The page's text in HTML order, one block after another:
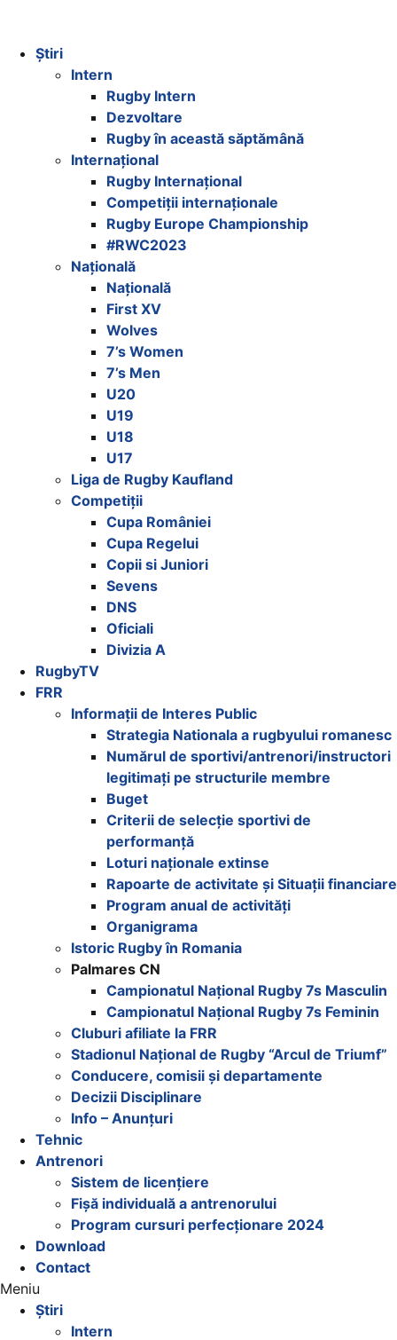
Știri
Intern
Rugby Intern
Dezvoltare
Rugby în această săptămână
Internațional
Rugby Internațional
Competiții internaționale
Rugby Europe Championship
#RWC2023
Națională
Națională
First XV
Wolves
7’s Women
7’s Men
U20
U19
U18
U17
Liga de Rugby Kaufland
Competiții
Cupa României
Cupa Regelui
Copii si Juniori
Sevens
DNS
Oficiali
Divizia A
RugbyTV
FRR
Informații de Interes Public
Strategia Nationala a rugbyului romanesc
Numărul de sportivi/antrenori/instructori
legitimați pe structurile membre
Buget
Criterii de selecție sportivi de
performanță
Loturi naționale extinse
Rapoarte de activitate și Situații financiare
Program anual de activități
Organigrama
Istoric Rugby în Romania
Palmares CN
Campionatul Național Rugby 7s Masculin
Campionatul Național Rugby 7s Feminin
Cluburi afiliate la FRR
Stadionul Național de Rugby “Arcul de Triumf”
Conducere, comisii și departamente
Decizii Disciplinare
Info – Anunțuri
Tehnic
Antrenori
Sistem de licențiere
Fișă individuală a antrenorului
Program cursuri perfecționare 2024
Download
Contact
Meniu
Știri
Intern